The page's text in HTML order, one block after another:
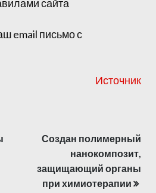
сайта
email письмо с
Источник
Создан полимерный
нанокомпозит,
защищающий органы
при химиотерапии